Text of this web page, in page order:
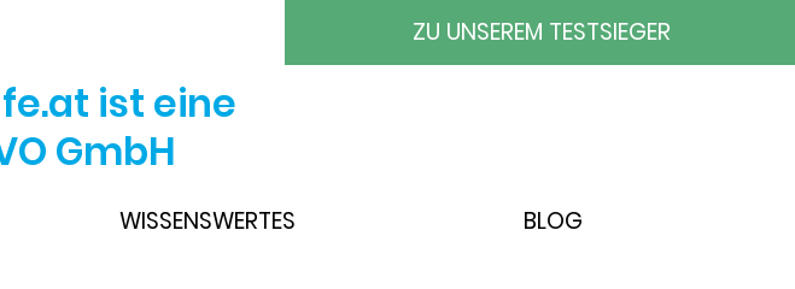
WISSENSWERTES BLOG
ist eine
GmbH
ZU UNSEREM TESTSIEGER